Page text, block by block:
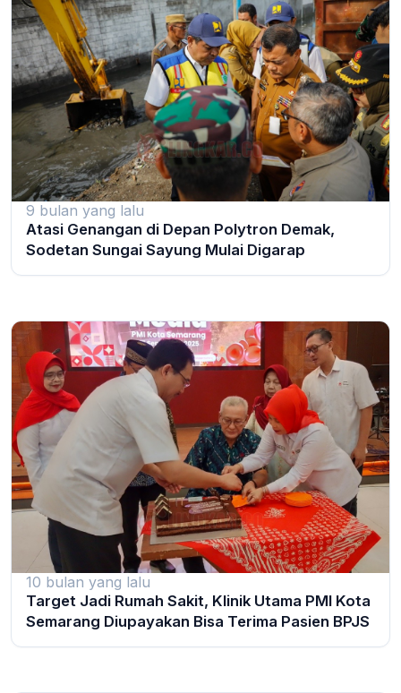
9 bulan yang lalu
Atasi Genangan di Depan Polytron Demak,
Sodetan Sungai Sayung Mulai Digarap
10 bulan yang lalu
Target Jadi Rumah Sakit, Klinik Utama PMI Kota
Semarang Diupayakan Bisa Terima Pasien BPJS